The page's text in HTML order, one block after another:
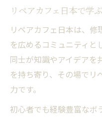
リペアカフェ日本で学
リペアカフェ日本は、
を広めるコミュニティと
同士が知識やアイデアを
を持ち寄り、その場でリ
力です。
初心者でも経験豊富なボ